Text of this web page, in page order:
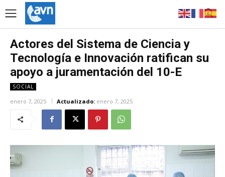
Actores del Sistema de Ciencia y
Tecnología e Innovación ratifican su
apoyo a juramentación del 10-E
SOCIAL
enero 7, 2025 Actualizado: enero 7, 2025